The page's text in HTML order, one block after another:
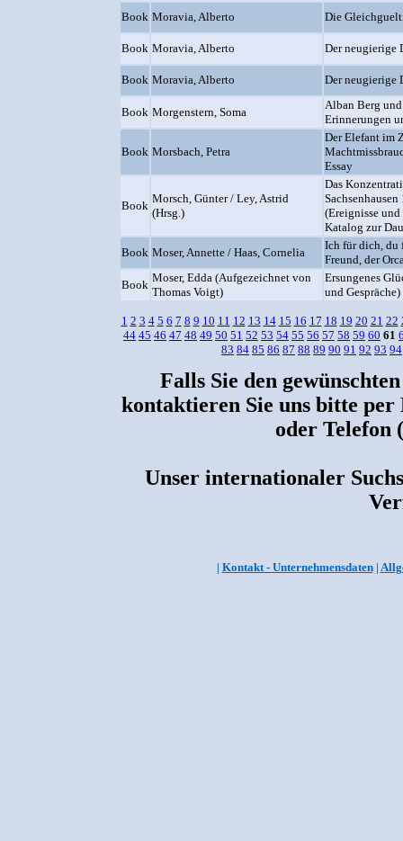
Book Moravia, Alberto Die
Book Moravia, Alberto Der neugierige
Book Moravia, Alberto Der neugierige
Book Morgenstern, Soma
Alban Berg
Erinnerungen
Book Morsbach, Petra
Der Elefant im
Essay
Book
Morsch, Günter / Ley, Astrid
(Hrsg.)
Das
(Ereignisse
Katalog zur
Book Moser, Annette / Haas, Cornelia
Ich für dich, du
Freund, der
Book
Moser, Edda (Aufgezeichnet von
Thomas Voigt)
Ersungenes
und Gespräche)
1 2 3 4 5 6 7 8 9 10 11 12 13 14 15 16 17 18 19 20 21 22
44 45 46 47 48 49 50 51 52 53 54 55 56 57 58 59 60 61
83 84 85 86 87 88 89 90 91 92 93 94
Falls Sie den
kontaktieren Sie uns bitte per
oder Telefon
Unser internationaler
| Kontakt - Unternehmensdaten|